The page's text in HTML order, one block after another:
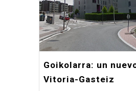
Goikolarra: un
Vitoria-Gasteiz